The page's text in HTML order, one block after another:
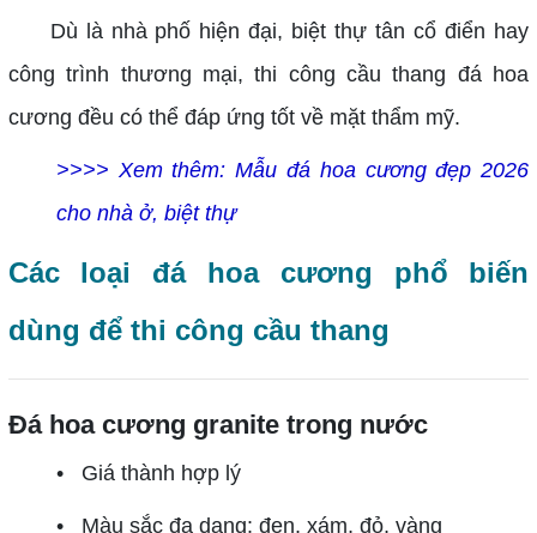
Dù là nhà phố hiện đại, biệt thự tân cổ điển hay
công trình thương mại, thi công cầu thang đá hoa
cương đều có thể đáp ứng tốt về mặt thẩm mỹ.
>>>> Xem thêm:Mẫu đá hoa cương đẹp 2026
cho nhà ở, biệt thự
Các loại đá hoa cương phổ biến
dùng để thi công cầu thang
Đá hoa cương granite trong nước
• Giá thành hợp lý
• Màu sắc đa dạng: đen, xám, đỏ, vàng